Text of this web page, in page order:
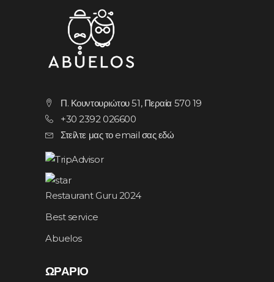
Π. Κουντουριώτου 51, Περαία 570 19
+30 2392 026600
Στείλτε μας το email σας εδώ
Restaurant Guru 2024
Best service
Abuelos
ΩΡΆΡΙΟ